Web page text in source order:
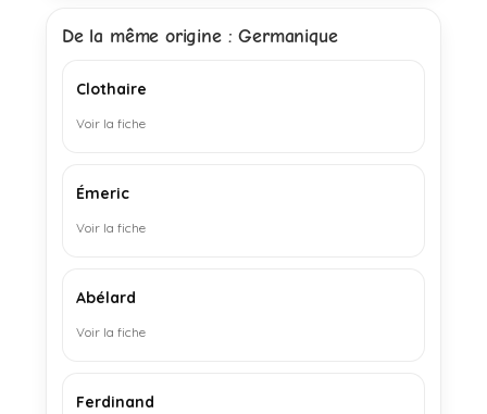
De la même origine : Germanique
Clothaire
Voir la fiche
Émeric
Voir la fiche
Abélard
Voir la fiche
Ferdinand